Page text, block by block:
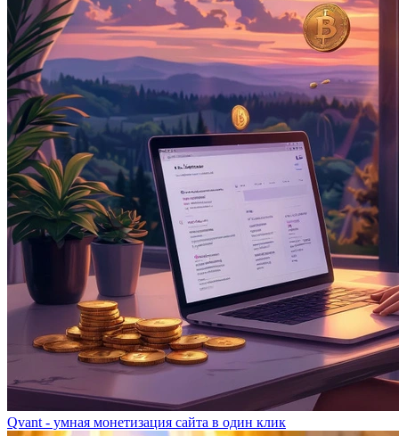
Qvant - умная монетизация сайта в один клик